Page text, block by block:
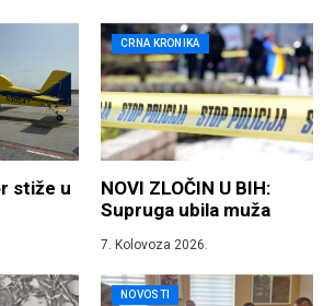
stiže u
CRNA KRONIKA
NOVI ZLOČIN U BIH:
Supruga ubila muža
7. Kolovoza 2026.
NOVOSTI